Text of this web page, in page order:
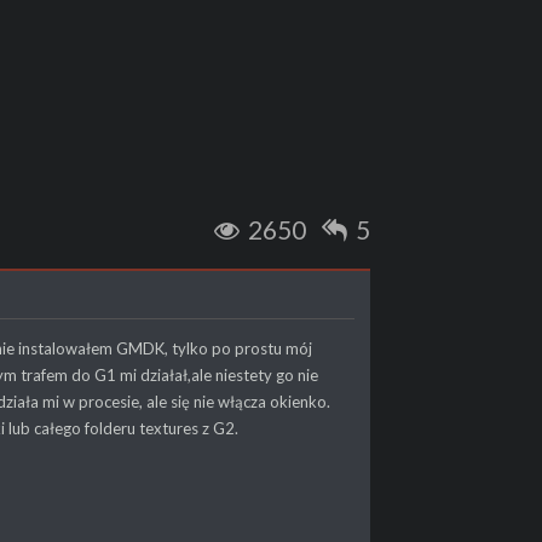
2650 5
instalowałem GMDK, tylko po prostu mój
trafem do G1 mi działał,ale niestety go nie
mi w procesie, ale się nie włącza okienko.
całego folderu textures z G2.